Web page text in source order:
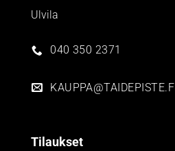
Ulvila
040 350 2371
KAUPPA@TAIDEPISTE.FI
Tilaukset